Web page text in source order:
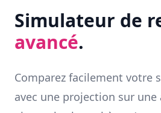
Simulateur de
avancé.
Comparez facilement votre
avec une projection sur